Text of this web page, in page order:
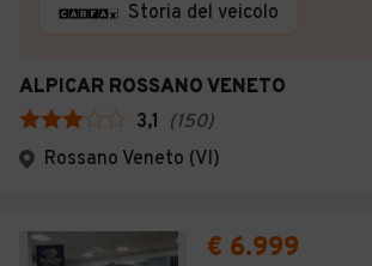
Storia del veicolo
ALPICAR ROSSANO VENETO
3,1 (150)
Rossano Veneto (VI)
€ 6.999